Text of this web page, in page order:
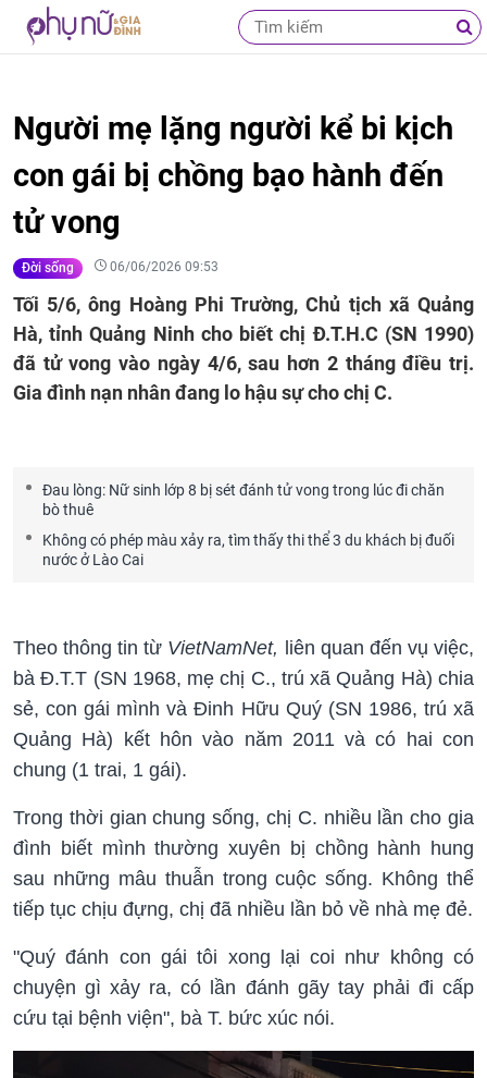
Người mẹ lặng người kể bi kịch
con gái bị chồng bạo hành đến
tử vong
Đời sống 06/06/2026 09:53
Tối 5/6, ông Hoàng Phi Trường, Chủ tịch xã Quảng
Hà, tỉnh Quảng Ninh cho biết chị Đ.T.H.C (SN 1990)
đã tử vong vào ngày 4/6, sau hơn 2 tháng điều trị.
Gia đình nạn nhân đang lo hậu sự cho chị C.
Đau lòng: Nữ sinh lớp 8 bị sét đánh tử vong trong lúc đi chăn
bò thuê
Không có phép màu xảy ra, tìm thấy thi thể 3 du khách bị đuối
nước ở Lào Cai
Theo thông tin từ VietNamNet, liên quan đến vụ việc,
bà Đ.T.T (SN 1968, mẹ chị C., trú xã Quảng Hà) chia
sẻ, con gái mình và Đinh Hữu Quý (SN 1986, trú xã
Quảng Hà) kết hôn vào năm 2011 và có hai con
chung (1 trai, 1 gái).
Trong thời gian chung sống, chị C. nhiều lần cho gia
đình biết mình thường xuyên bị chồng hành hung
sau những mâu thuẫn trong cuộc sống. Không thể
tiếp tục chịu đựng, chị đã nhiều lần bỏ về nhà mẹ đẻ.
"Quý đánh con gái tôi xong lại coi như không có
chuyện gì xảy ra, có lần đánh gãy tay phải đi cấp
cứu tại bệnh viện", bà T. bức xúc nói.